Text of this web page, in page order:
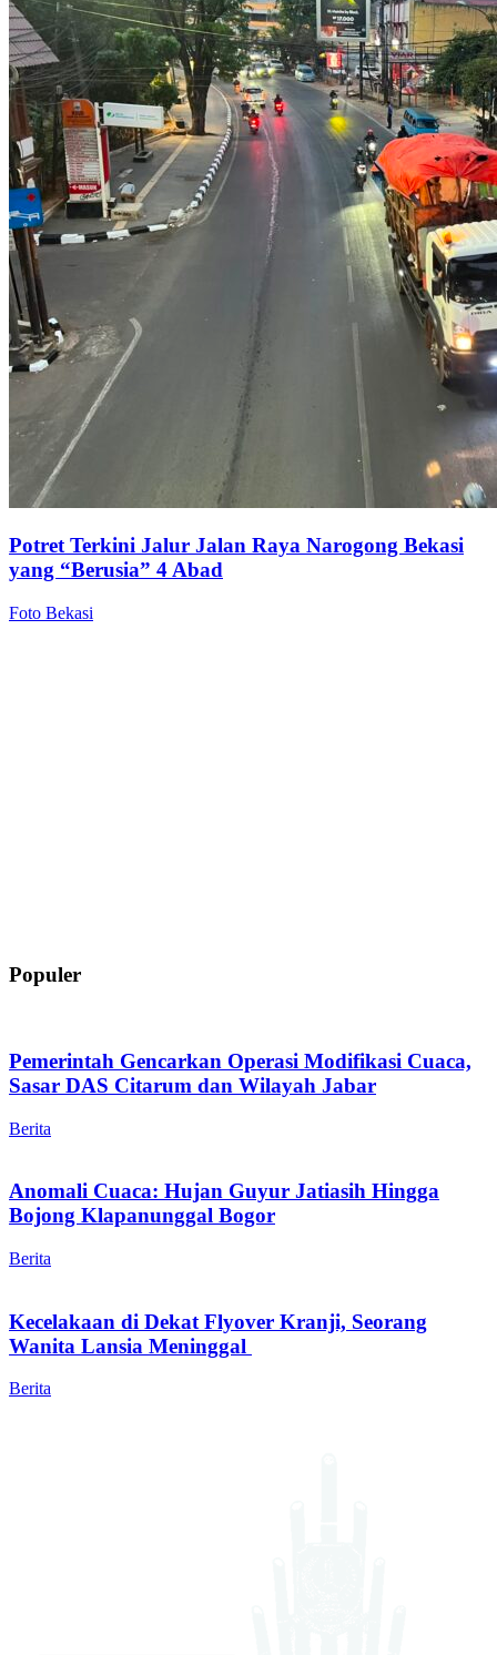
Potret Terkini Jalur Jalan Raya Narogong Bekasi
yang “Berusia” 4 Abad
Foto Bekasi
Populer
Pemerintah Gencarkan Operasi Modifikasi Cuaca,
Sasar DAS Citarum dan Wilayah Jabar
Berita
Anomali Cuaca: Hujan Guyur Jatiasih Hingga
Bojong Klapanunggal Bogor
Berita
Kecelakaan di Dekat Flyover Kranji, Seorang
Wanita Lansia Meninggal
Berita